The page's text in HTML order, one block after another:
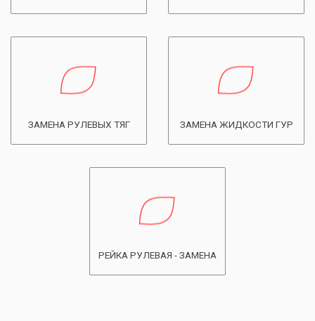
ЗАМЕНА РУЛЕВЫХ ТЯГ ЗАМЕНА ЖИДКОСТИ ГУР
РЕЙКА РУЛЕВАЯ - ЗАМЕНА